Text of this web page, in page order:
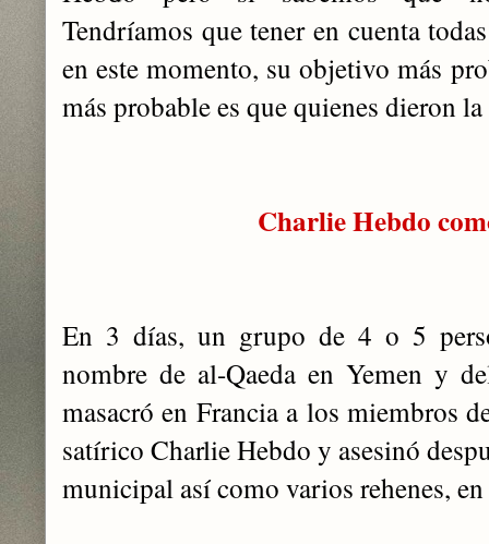
Tendríamos que tener en cuenta
en este momento, su objetivo más
más probable es que quienes dieron
Charlie Hebdo
En 3 días, un grupo de 4 o 5
nombre de al-Qaeda en Yemen y
masacró en Francia a los miembros
satírico Charlie Hebdo y asesinó
municipal así como varios rehenes,